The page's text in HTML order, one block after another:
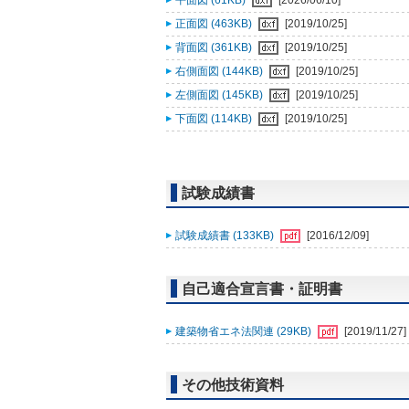
正面図 (463KB)
[2019/10/25]
背面図 (361KB)
[2019/10/25]
右側面図 (144KB)
[2019/10/25]
左側面図 (145KB)
[2019/10/25]
下面図 (114KB)
[2019/10/25]
試験成績書
試験成績書 (133KB) [2016/12/09]
自己適合宣言書・証明書
建築物省エネ法関連 (29KB) [2019/11/27]
その他技術資料